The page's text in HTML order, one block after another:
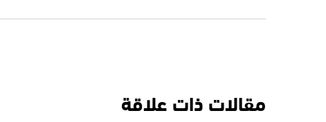
مقالات ذات علاقة